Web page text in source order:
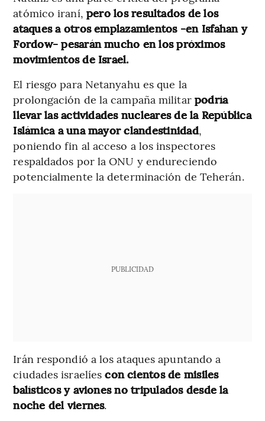
atómico iraní, pero los resultados de los
ataques a otros emplazamientos -en Isfahan y
Fordow- pesarán mucho en los próximos
movimientos de Israel.
El riesgo para Netanyahu es que la
prolongación de la campaña militar podría
llevar las actividades nucleares de la República
Islámica a una mayor clandestinidad,
poniendo fin al acceso a los inspectores
respaldados por la ONU y endureciendo
potencialmente la determinación de Teherán.
PUBLICIDAD
Irán respondió a los ataques apuntando a
ciudades israelíescon cientos de misiles
balísticos y aviones no tripulados desde la
noche del viernes.